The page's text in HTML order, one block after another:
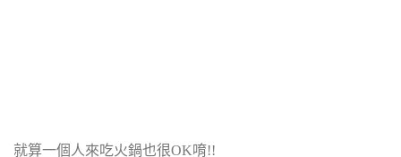
就算一個人來吃火鍋也很OK唷!!